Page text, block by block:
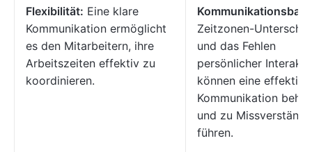
Flexibilität: Eine klare
Kommunikation ermöglicht
es den Mitarbeitern, ihre
Arbeitszeiten effektiv zu
koordinieren.
Zeitzonen-
und das Fehlen
persönlicher
können eine effektive
Kommunikation
und zu
führen.